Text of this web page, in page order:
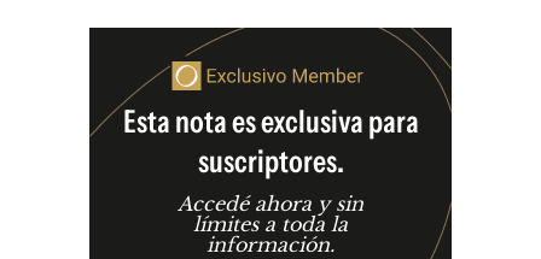
Esta nota es exclusiva para
suscriptores.
Accedé ahora y sin
límites a toda la
información.